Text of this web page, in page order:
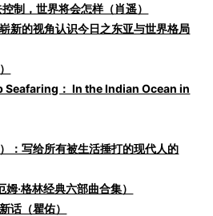
制，世界将会怎样（肖遥）
新的视角认识今日之东亚与世界格局
Seafaring： In the Indian Ocean in
：写给所有被生活捶打的现代人的
·格林经典六部曲合集）
话（瞿佑）